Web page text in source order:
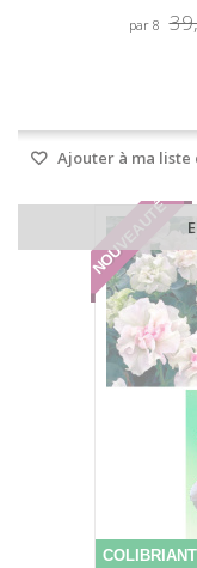
par 8
Ajouter à ma liste
NOUVEAUTÉ
COLIBRIANT